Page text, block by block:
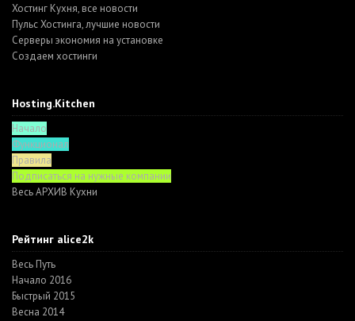
Хостинг Кухня, все новости
Пульс Хостинга, лучшие новости
Серверы экономия на установке
Создаем хостинги
Hosting.Kitchen
Начало
Функционал
Правила
Подписаться на нужные компании
Весь АРХИВ Кухни
Рейтинг alice2k
Весь Путь
Начало 2016
Быстрый 2015
Весна 2014